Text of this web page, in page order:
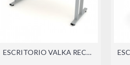
ESCRITORIO VALKA RECTO